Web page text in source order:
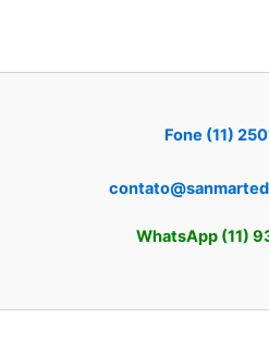
Fone (11)
WhatsApp (11)